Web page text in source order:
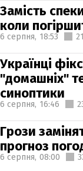
Замість
коли
6 серпня, 18:53
Українці
"домашніх"
синоптики
6 серпня, 16:46
Грози
прогноз
6 серпня, 08:00